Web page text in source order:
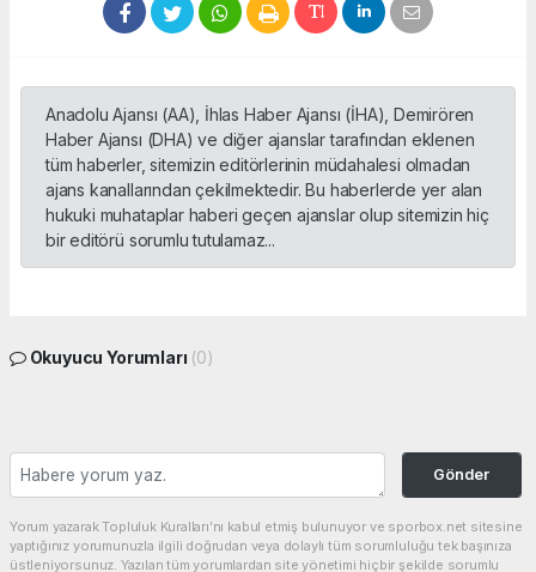
Anadolu Ajansı (AA), İhlas Haber Ajansı (İHA), Demirören
Haber Ajansı (DHA) ve diğer ajanslar tarafından eklenen
tüm haberler, sitemizin editörlerinin müdahalesi olmadan
ajans kanallarından çekilmektedir. Bu haberlerde yer alan
hukuki muhataplar haberi geçen ajanslar olup sitemizin hiç
bir editörü sorumlu tutulamaz...
Okuyucu Yorumları (0)
Gönder
Yorum yazarak Topluluk Kuralları’nı kabul etmiş bulunuyor ve sporbox.net sitesine
yaptığınız yorumunuzla ilgili doğrudan veya dolaylı tüm sorumluluğu tek başınıza
üstleniyorsunuz. Yazılan tüm yorumlardan site yönetimi hiçbir şekilde sorumlu